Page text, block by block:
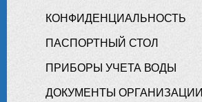
КОНФИДЕНЦИАЛЬНОСТЬ
ПАСПОРТНЫЙ СТОЛ
ПРИБОРЫ УЧЕТА ВОДЫ
ДОКУМЕНТЫ ОРГАНИЗАЦИИ